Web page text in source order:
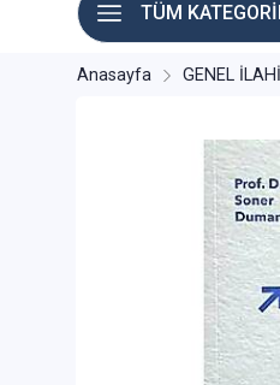
TÜM
Anasayfa GENEL